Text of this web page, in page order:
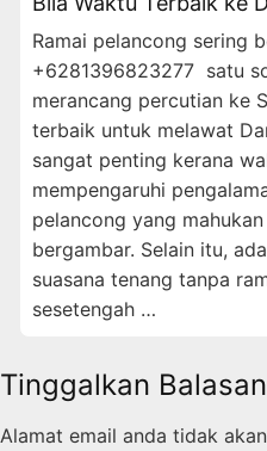
Ramai pelancong sering
+6281396823277 satu
merancang percutian ke
terbaik untuk melawat
sangat penting kerana
mempengaruhi
pelancong yang
bergambar. Selain itu,
suasana tenang tanpa
sesetengah …
Tinggalkan Balasan
Alamat email anda tidak